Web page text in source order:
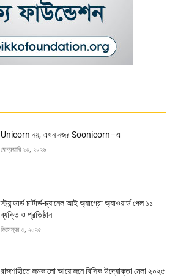
Unicorn নয়, এখন নজর Soonicorn–এ
ফেব্রুয়ারি ২৩, ২০২৬
স্ট্যান্ডার্ড চার্টার্ড-চ্যানেল আই অ্যাগ্রো অ্যাওয়ার্ড পেল ১১
ব্যক্তি ও প্রতিষ্ঠান
ডিসেম্বর ৩, ২০২৫
রাজশাহীতে জমকালো আয়োজনে বিসিক উদ্যোক্তা মেলা ২০২৫